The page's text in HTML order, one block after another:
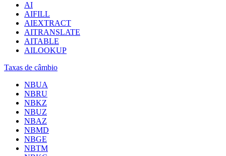
AI
AIFILL
AIEXTRACT
AITRANSLATE
AITABLE
AILOOKUP
Taxas de câmbio
NBUA
NBRU
NBKZ
NBUZ
NBAZ
NBMD
NBGE
NBTM